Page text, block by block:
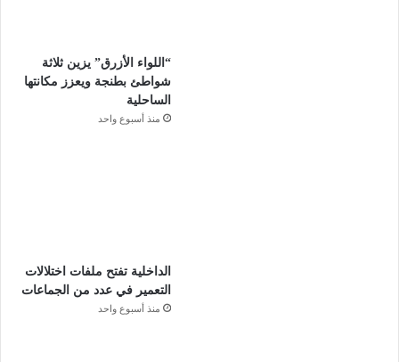
“اللواء الأزرق” يزين ثلاثة
شواطئ بطنجة ويعزز مكانتها
الساحلية
منذ أسبوع واحد
الداخلية تفتح ملفات اختلالات
التعمير في عدد من الجماعات
منذ أسبوع واحد